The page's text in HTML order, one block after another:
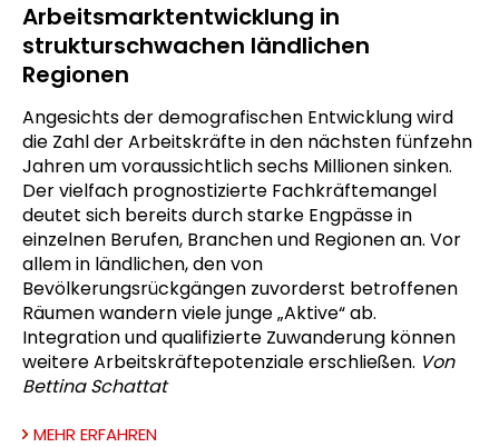
Arbeitsmarktentwicklung in
strukturschwachen ländlichen
Regionen
Angesichts der demografischen Entwicklung wird
die Zahl der Arbeitskräfte in den nächsten fünfzehn
Jahren um voraussichtlich sechs Millionen sinken.
Der vielfach prognostizierte Fachkräftemangel
deutet sich bereits durch starke Engpässe in
einzelnen Berufen, Branchen und Regionen an. Vor
allem in ländlichen, den von
Bevölkerungsrückgängen zuvorderst betroffenen
Räumen wandern viele junge „Aktive“ ab.
Integration und qualifizierte Zuwanderung können
weitere Arbeitskräftepotenziale erschließen. Von
Bettina Schattat
MEHR ERFAHREN